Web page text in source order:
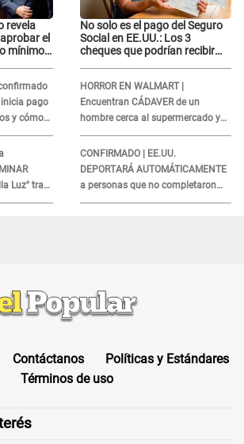
revela
el
mínimo:
inicia pago
y cómo
Luz" tras
No solo es el pago del Seguro
Social en EE.UU.: Los 3
cheques que podrían recibir
HORROR EN WALMART |
Encuentran CÁDAVER de un
hombre cerca al supermercado y
esto reveló la autopsia que le
realizaron
CONFIRMADO | EE.UU.
DEPORTARÁ AUTOMÁTICAMENTE
a personas que no completaron
este formulario clave
Contáctanos
Políticas y Estándares
Términos de uso